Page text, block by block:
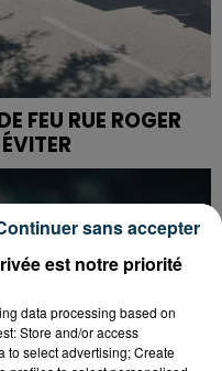
FEU RUE ROGER
est notre priorité
data processing based on
Store and/or access
to select advertising; Create
sans accepter